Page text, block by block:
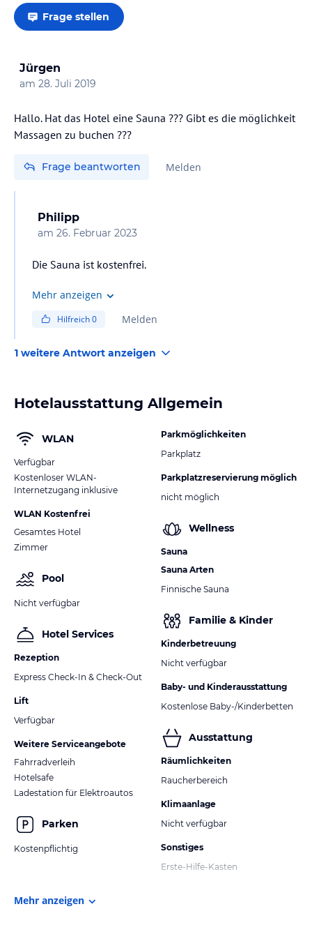
Frage stellen
Jürgen
am 28. Juli 2019
Hallo. Hat das Hotel eine Sauna ??? Gibt es die möglichkeit
Massagen zu buchen ???
Frage beantworten Melden
Philipp
am 26. Februar 2023
Die Sauna ist kostenfrei.
Mehr anzeigen
Hilfreich0 Melden
1 weitere Antwort anzeigen
Hotelausstattung Allgemein
WLAN
Verfügbar
Kostenloser WLAN-
Internetzugang inklusive
WLAN Kostenfrei
Gesamtes Hotel
Zimmer
Pool
Nicht verfügbar
Hotel Services
Rezeption
Express Check-In & Check-Out
Lift
Verfügbar
Weitere Serviceangebote
Fahrradverleih
Hotelsafe
Ladestation für Elektroautos
Parken
Kostenpflichtig
Parkmöglichkeiten
Parkplatz
Parkplatzreservierung möglich
nicht möglich
Wellness
Sauna
Sauna Arten
Finnische Sauna
Familie & Kinder
Kinderbetreuung
Nicht verfügbar
Baby- und Kinderausstattung
Kostenlose Baby-/Kinderbetten
Ausstattung
Räumlichkeiten
Raucherbereich
Klimaanlage
Nicht verfügbar
Sonstiges
Erste-Hilfe-Kasten
Mehr anzeigen